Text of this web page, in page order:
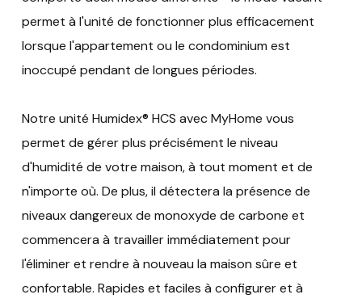
permet à l'unité de fonctionner plus efficacement
lorsque l'appartement ou le condominium est
inoccupé pendant de longues périodes.
Notre unité Humidex® HCS avec MyHome vous
permet de gérer plus précisément le niveau
d'humidité de votre maison, à tout moment et de
n'importe où. De plus, il détectera la présence de
niveaux dangereux de monoxyde de carbone et
commencera à travailler immédiatement pour
l'éliminer et rendre à nouveau la maison sûre et
confortable. Rapides et faciles à configurer et à